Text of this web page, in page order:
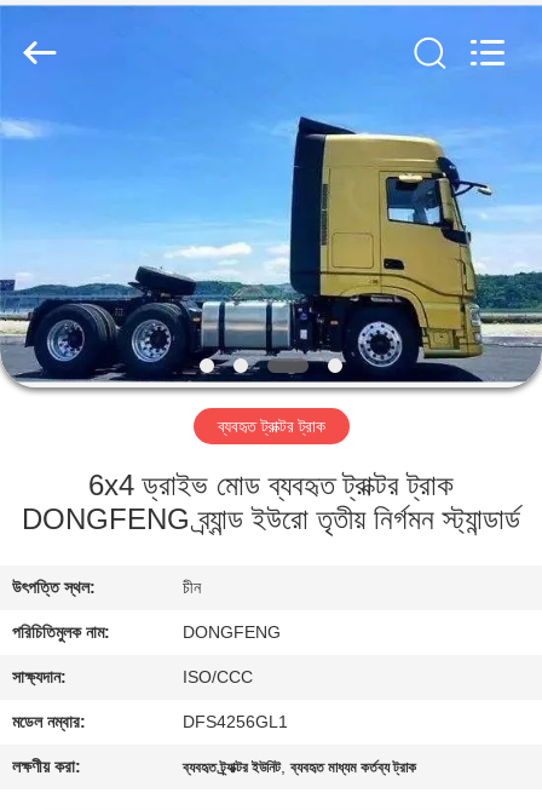
বাড়ি
আমাদের
সম্পর্কে
কারখানা
মান
যোগাযোগ
করুন
উদ্ধৃতির
ZHENGZHOU
CO.,
LTD..
ব্যবহৃত ট্রাক্টর ট্রাক
6x4 ড্রাইভ মোড ব্যবহৃত ট্রাক্টর ট্রাক
DONGFENG ব্র্যান্ড ইউরো তৃতীয় নির্গমন স্ট্যান্ডার্ড
উৎপত্তি স্থল: চীন
পরিচিতিমুলক নাম: DONGFENG
সাক্ষ্যদান: ISO/CCC
মডেল নম্বার: DFS4256GL1
লক্ষণীয় করা: ব্যবহৃত ট্র্যাক্টর ইউনিট,ব্যবহৃত মাধ্যম কর্তব্য ট্রাক